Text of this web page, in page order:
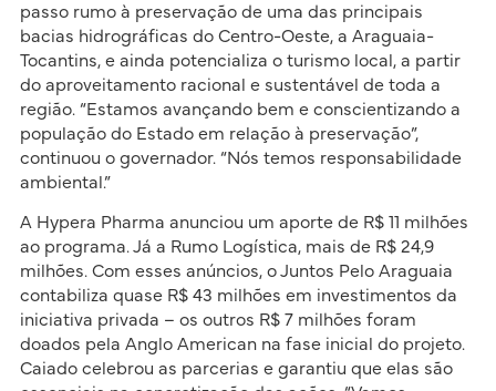
passo rumo à preservação de uma das principais
bacias hidrográficas do Centro-Oeste, a Araguaia-
Tocantins, e ainda potencializa o turismo local, a partir
do aproveitamento racional e sustentável de toda a
região. “Estamos avançando bem e conscientizando a
população do Estado em relação à preservação”,
continuou o governador. “Nós temos responsabilidade
ambiental.”
A Hypera Pharma anunciou um aporte de R$ 11 milhões
ao programa. Já a Rumo Logística, mais de R$ 24,9
milhões. Com esses anúncios, o Juntos Pelo Araguaia
contabiliza quase R$ 43 milhões em investimentos da
iniciativa privada – os outros R$ 7 milhões foram
doados pela Anglo American na fase inicial do projeto.
Caiado celebrou as parcerias e garantiu que elas são